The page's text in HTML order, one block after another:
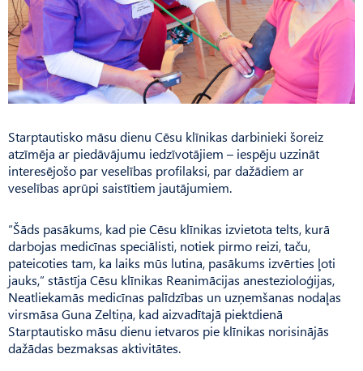
Starptautisko māsu dienu Cēsu klīnikas darbinieki šoreiz
atzīmēja ar piedāvājumu iedzīvotājiem – iespēju uzzināt
interesējošo par veselības profilaksi, par dažādiem ar
veselības aprūpi saistītiem jautājumiem.
“Šāds pasākums, kad pie Cēsu klīnikas izvietota telts, kurā
darbojas medicīnas speciālisti, notiek pirmo reizi, taču,
pateicoties tam, ka laiks mūs lutina, pasākums izvērties ļoti
jauks,” stāstīja Cēsu klīnikas Reanimācijas anestezioloģijas,
Neatliekamās medicīnas palīdzības un uzņemšanas nodaļas
virsmāsa Guna Zeltiņa, kad aizvadītajā piektdienā
Starptautisko māsu dienu ietvaros pie klīnikas norisinājās
dažādas bezmaksas aktivitātes.